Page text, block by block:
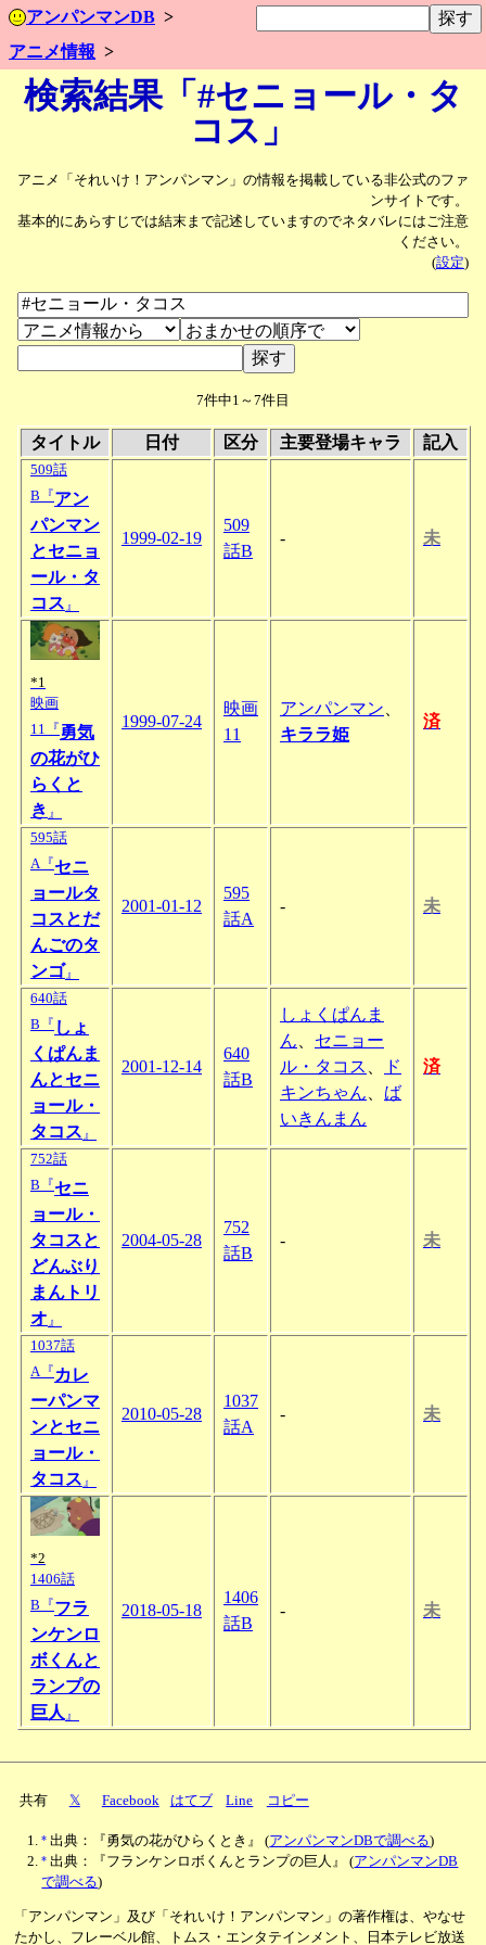
アンパンマンDB
アニメ情報
検索結果「#セニョール・タ
コス」
アニメ「それいけ！アンパンマン」の情報を掲載している非公式のファ
ンサイトです。
基本的にあらすじでは結末まで記述していますのでネタバレにはご注意
ください。
(設定)
7件中1～7件目
タイトル 日付 区分 主要登場キャラ 記入
509話
B『アン
パンマン
とセニョ
ール・タ
コス 』
1999-02-19
509
話B
- 未
*1
映画
11『 勇気
の花がひ
らくと
き 』
1999-07-24
映画
11
アンパンマン
キララ姫
済
595話
A『セニ
ョールタ
コスとだ
んごのタ
ンゴ 』
2001-01-12
595
話A
- 未
640話
B『 しょ
くぱんま
んとセニ
ョール・
タコス 』
2001-12-14
640
話B
しょくぱんま
ん
セニョー
ル・タコス
ド
キンちゃん
ば
いきんまん
済
752話
B『セニ
ョール・
タコスと
どんぶり
まんトリ
オ 』
2004-05-28
752
話B
- 未
1037話
A『 カレ
ーパンマ
ンとセニ
ョール・
タコス 』
2010-05-28
1037
話A
- 未
*2
1406話
B『フラ
ンケンロ
ボくんと
ランプの
巨人 』
2018-05-18
1406
話B
- 未
共有 𝕏 Facebook はてブ Line コピー
* 出典：『勇気の花がひらくとき』(アンパンマンDBで調べる)
* 出典：『フランケンロボくんとランプの巨人』(アンパンマンDB
で調べる)
「アンパンマン」及び「それいけ！アンパンマン」の著作権は、やなせ
たかし、フレーベル館、トムス・エンタテインメント、日本テレビ放送